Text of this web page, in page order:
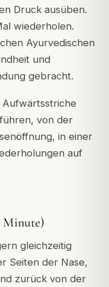
Druck ausüben.
wiederholen.
Ayurvedischen
und
gebracht.
Aufwärtsstriche
von der
in einer
auf
Minute)
gleichzeitig
Seiten der Nase,
zurück von der